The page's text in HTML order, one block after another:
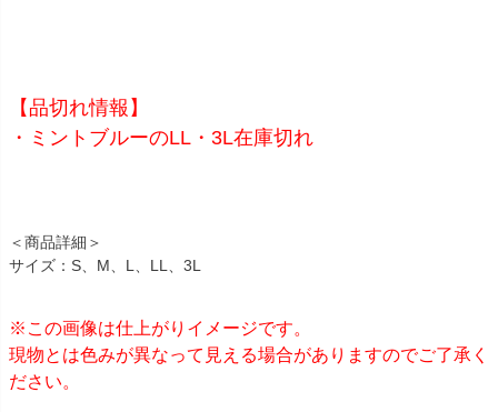
【品切れ情報】
・ミントブルーのLL・3L在庫切れ
＜商品詳細＞
サイズ：S、M、L、LL、3L
※この画像は仕上がりイメージです。
現物とは色みが異なって見える場合がありますのでご了承く
ださい。